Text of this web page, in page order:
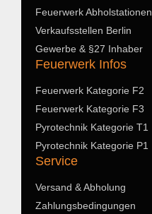
Feuerwerk Abholstationen
Verkaufsstellen Berlin
Gewerbe & §27 Inhaber
Feuerwerk Infos
Feuerwerk Kategorie F2
Feuerwerk Kategorie F3
Pyrotechnik Kategorie T1
Pyrotechnik Kategorie P1
Service
Versand & Abholung
Zahlungsbedingungen